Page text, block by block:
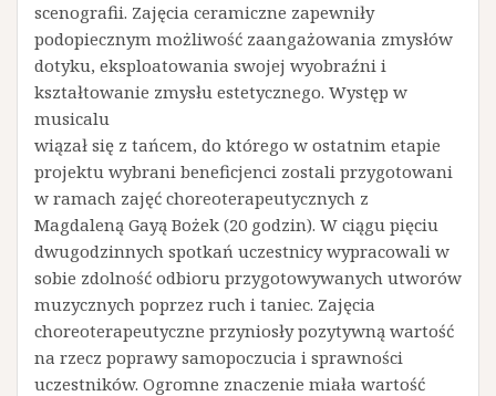
scenografii. Zajęcia ceramiczne zapewniły
podopiecznym możliwość zaangażowania zmysłów
dotyku, eksploatowania swojej wyobraźni i
kształtowanie zmysłu estetycznego. Występ w
musicalu
wiązał się z tańcem, do którego w ostatnim etapie
projektu wybrani beneficjenci zostali przygotowani
w ramach zajęć choreoterapeutycznych z
Magdaleną Gayą Bożek (20 godzin). W ciągu pięciu
dwugodzinnych spotkań uczestnicy wypracowali w
sobie zdolność odbioru przygotowywanych utworów
muzycznych poprzez ruch i taniec. Zajęcia
choreoterapeutyczne przyniosły pozytywną wartość
na rzecz poprawy samopoczucia i sprawności
uczestników. Ogromne znaczenie miała wartość